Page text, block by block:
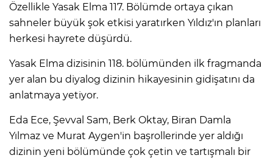
Özellikle Yasak Elma 117. Bölümde ortaya çıkan
sahneler büyük şok etkisi yaratırken Yıldız'ın planları
herkesi hayrete düşürdü.
Yasak Elma dizisinin 118. bölümünden ilk fragmanda
yer alan bu diyalog dizinin hikayesinin gidişatını da
anlatmaya yetiyor.
Eda Ece, Şevval Sam, Berk Oktay, Biran Damla
Yılmaz ve Murat Aygen'in başrollerinde yer aldığı
dizinin yeni bölümünde çok çetin ve tartışmalı bir